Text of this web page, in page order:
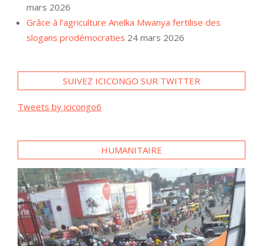
mars 2026
Grâce à l’agriculture Anelka Mwanya fertilise des
slogans prodémocraties 24 mars 2026
SUIVEZ ICICONGO SUR TWITTER
Tweets by icicongo6
HUMANITAIRE